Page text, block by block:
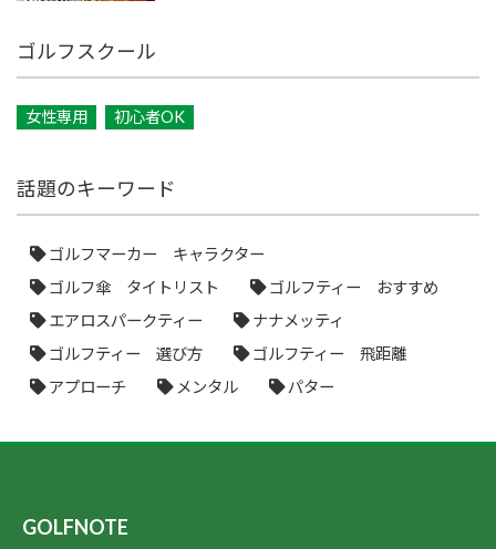
ゴルフスクール
女性専用 初心者OK
話題のキーワード
ゴルフマーカー キャラクター
ゴルフ傘 タイトリスト
ゴルフティー おすすめ
エアロスパークティー
ナナメッティ
ゴルフティー 選び方
ゴルフティー 飛距離
アプローチ
メンタル パター
GOLFNOTE